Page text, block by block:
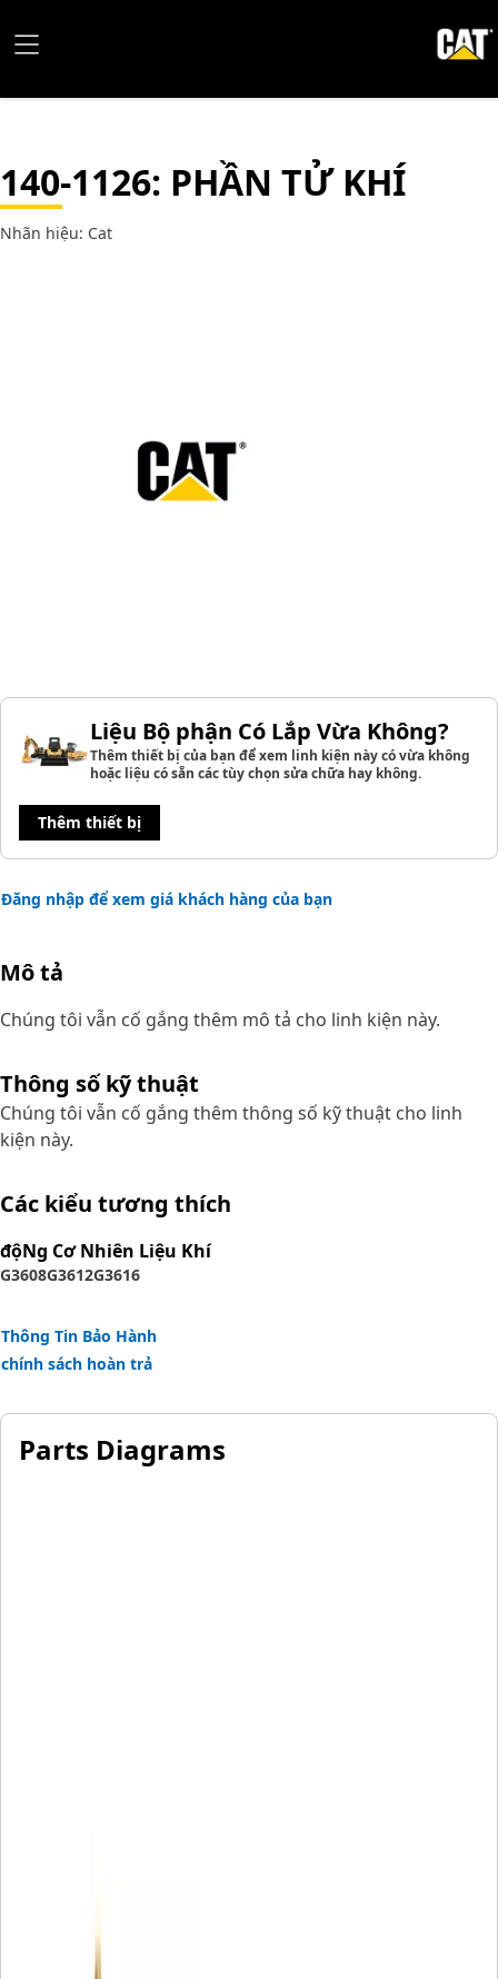
140-1126: PHẦN TỬ KHÍ
Nhãn hiệu: Cat
Liệu Bộ phận Có Lắp Vừa Không?
Thêm thiết bị của bạn để xem linh kiện này có vừa không
hoặc liệu có sẵn các tùy chọn sửa chữa hay không.
Thêm thiết bị
Đăng nhập để xem giá khách hàng của bạn
Mô tả
Chúng tôi vẫn cố gắng thêm mô tả cho linh kiện này.
Thông số kỹ thuật
Chúng tôi vẫn cố gắng thêm thông số kỹ thuật cho linh
kiện này.
Các kiểu tương thích
độNg Cơ Nhiên Liệu Khí
G3608G3612G3616
Thông Tin Bảo Hành
chính sách hoàn trả
Parts Diagrams